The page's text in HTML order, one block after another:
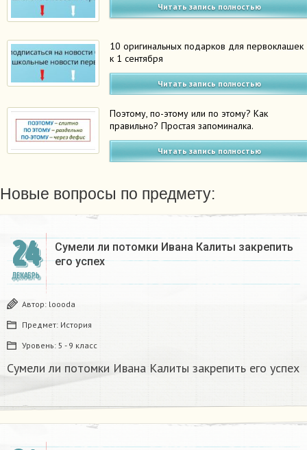
Читать запись полностью
10 оригинальных подарков для первоклашек
к 1 сентября
Читать запись полностью
Поэтому, по-этому или по этому? Как
правильно? Простая запоминалка.
Читать запись полностью
Новые вопросы по предмету:
24
ДЕКАБРЬ
Сумели ли потомки Ивана Калиты закрепить
его успех
Автор: loooda
Предмет: История
Уровень: 5 - 9 класс
Сумели ли потомки Ивана Калиты закрепить его успех